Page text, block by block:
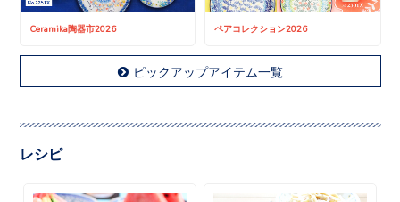
Ceramika陶器市2026 ペアコレクション2026
ピックアップアイテム一覧
レシピ